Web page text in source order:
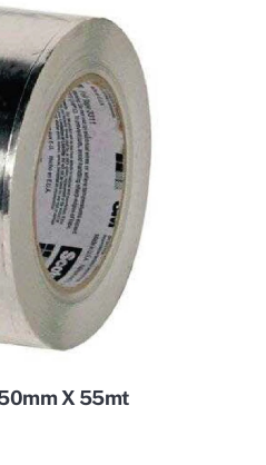
X 55mt